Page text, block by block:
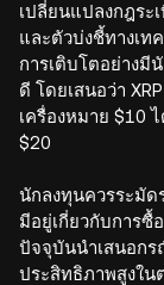
เปลี่ยนแปลงกฎร
และตัวบ่งชี้ทางเท
การเติบโตอย่างมี
ดี โดยเสนอว่า
เครื่องหมาย $10
$20
นักลงทุนควรระมัด
มีอยู่เกี่ยวกับการซื้
ปัจจุบันนำเสนอกร
ประสิทธิภาพสูงใน